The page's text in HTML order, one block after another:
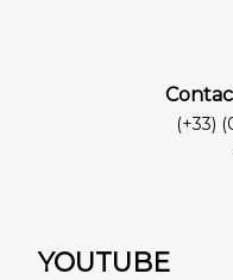
(+33)
YOUTUBE